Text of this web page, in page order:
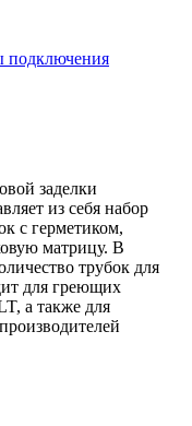
подключения
заделки
из себя набор
с герметиком,
матрицу. В
трубок для
для греющих
а также для